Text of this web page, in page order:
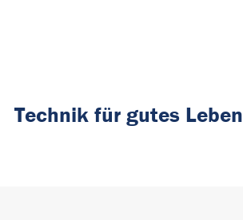
Technik für gutes Leben